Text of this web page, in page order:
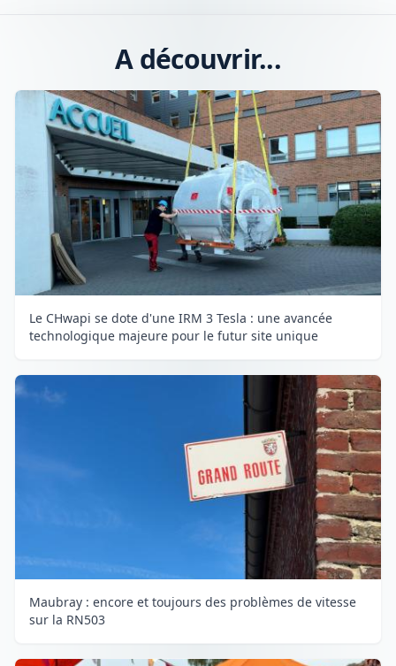
A découvrir...
Le CHwapi se dote d'une IRM 3 Tesla : une avancée
technologique majeure pour le futur site unique
Maubray : encore et toujours des problèmes de vitesse
sur la RN503